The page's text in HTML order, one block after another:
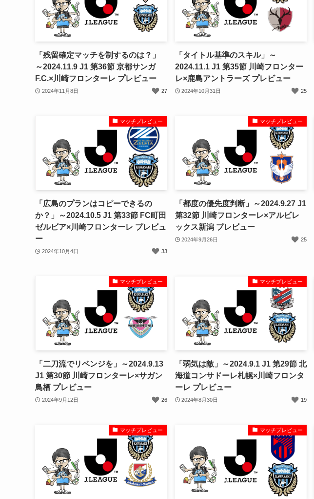
「残留確定マッチを制するのは？」
～2024.11.9 J1 第36節 京都サンガ
F.C.×川崎フロンターレ プレビュー
2024年11月8日 27
「タイトル基準のスキル」～
2024.11.1 J1 第35節 川崎フロンター
レ×鹿島アントラーズ プレビュー
2024年10月31日 25
マッチプレビュー
「広島のプランはコピーできるの
か？」～2024.10.5 J1 第33節 FC町田
ゼルビア×川崎フロンターレ プレビュ
ー
2024年10月4日 33
マッチプレビュー
「都度の優先度判断」～2024.9.27 J1
第32節 川崎フロンターレ×アルビレ
ックス新潟 プレビュー
2024年9月26日 25
マッチプレビュー
「二刀流でリベンジを」～2024.9.13
J1 第30節 川崎フロンターレ×サガン
鳥栖 プレビュー
2024年9月12日 26
マッチプレビュー
「弱気は敵」～2024.9.1 J1 第29節 北
海道コンサドーレ札幌×川崎フロンタ
ーレ プレビュー
2024年8月30日 19
マッチプレビュー マッチプレビュー